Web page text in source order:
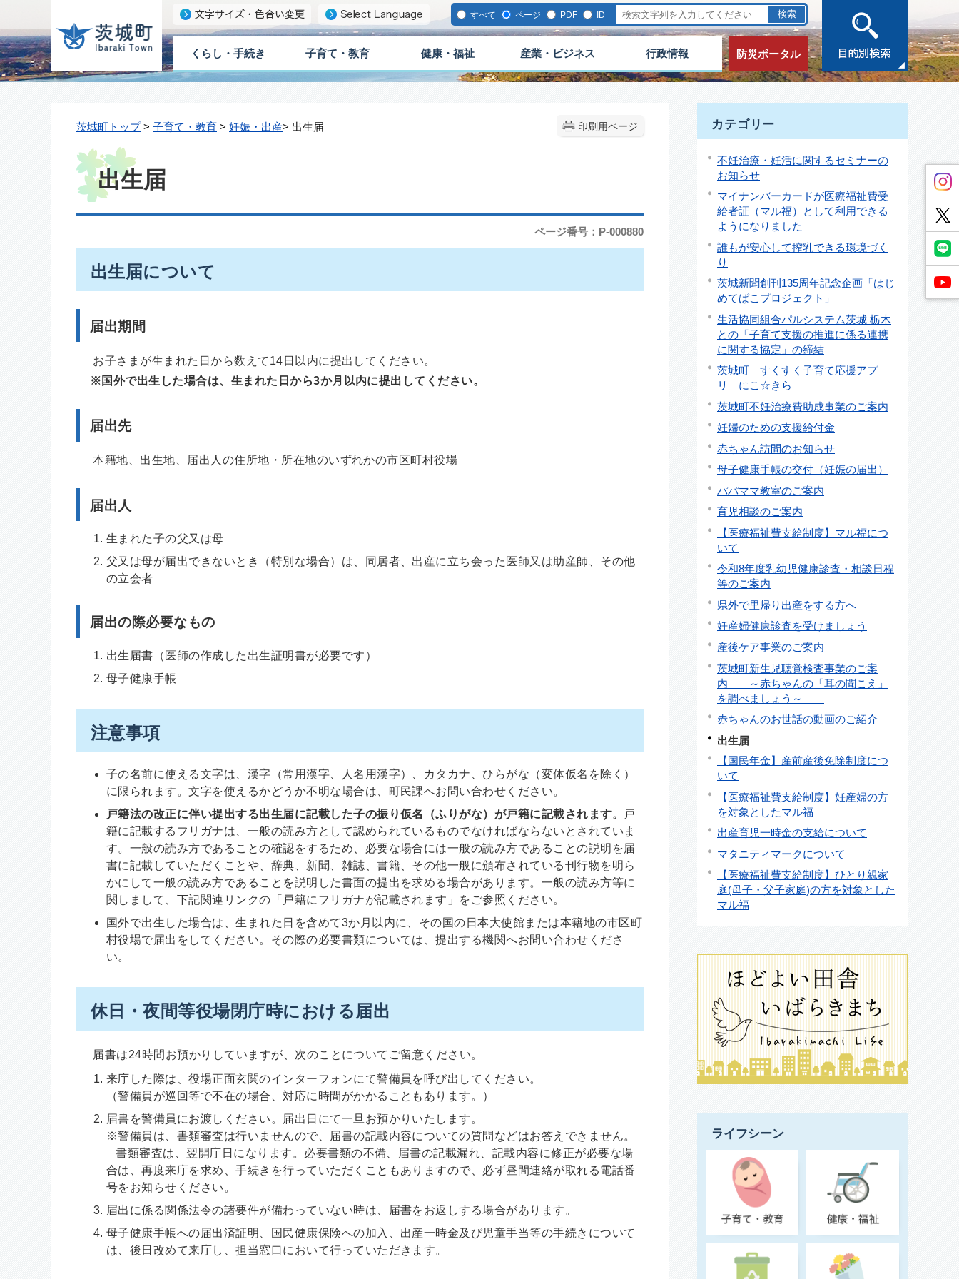
すべて ページ PDF ID
くらし・手続き 子育て・教育 健康・福祉 産業・ビジネス 行政情報 防災ポータル
印刷用ページ
茨城町トップ> 子育て・教育 > 妊娠・出産> 出生届
出生届
ページ番号：P-000880
出生届について
届出期間
お子さまが生まれた日から数えて14日以内に提出してください。
※国外で出生した場合は、生まれた日から3か月以内に提出してください。
届出先
本籍地、出生地、届出人の住所地・所在地のいずれかの市区町村役場
届出人
生まれた子の父又は母
父又は母が届出できないとき（特別な場合）は、同居者、出産に立ち会った医師又は助産師、その他
の立会者
届出の際必要なもの
出生届書（医師の作成した出生証明書が必要です）
母子健康手帳
注意事項
子の名前に使える文字は、漢字（常用漢字、人名用漢字）、カタカナ、ひらがな（変体仮名を除く）
に限られます。文字を使えるかどうか不明な場合は、町民課へお問い合わせください。
戸籍法の改正に伴い提出する出生届に記載した子の振り仮名（ふりがな）が戸籍に記載されます。
戸
籍に記載するフリガナは、一般の読み方として認められているものでなければならないとされていま
す。一般の読み方であることの確認をするため、必要な場合には一般の読み方であることの説明を届
書に記載していただくことや、辞典、新聞、雑誌、書籍、その他一般に頒布されている刊行物を明ら
かにして一般の読み方であることを説明した書面の提出を求める場合があります。一般の読み方等に
関しまして、下記関連リンクの「戸籍にフリガナが記載されます」をご参照ください。
国外で出生した場合は、生まれた日を含めて3か月以内に、その国の日本大使館または本籍地の市区町
村役場で届出をしてください。その際の必要書類については、提出する機関へお問い合わせくださ
い。
休日・夜間等役場閉庁時における届出
届書は24時間お預かりしていますが、次のことについてご留意ください。
来庁した際は、役場正面玄関のインターフォンにて警備員を呼び出してください。
（警備員が巡回等で不在の場合、対応に時間がかかることもあります。）
届書を警備員にお渡しください。届出日にて一旦お預かりいたします。
※警備員は、書類審査は行いませんので、届書の記載内容についての質問などはお答えできません。
書類審査は、翌開庁日になります。必要書類の不備、届書の記載漏れ、記載内容に修正が必要な場
合は、再度来庁を求め、手続きを行っていただくこともありますので、必ず昼間連絡が取れる電話番
号をお知らせください。
届出に係る関係法令の諸要件が備わっていない時は、届書をお返しする場合があります。
母子健康手帳への届出済証明、国民健康保険への加入、出産一時金及び児童手当等の手続きについて
は、後日改めて来庁し、担当窓口において行っていただきます。
カテゴリー
不妊治療・妊活に関するセミナーの
お知らせ
マイナンバーカードが医療福祉費受
給者証（マル福）として利用できる
ようになりました
誰もが安心して搾乳できる環境づく
り
茨城新聞創刊135周年記念企画「はじ
めてばこプロジェクト」
生活協同組合パルシステム茨城 栃木
との「子育て支援の推進に係る連携
に関する協定」の締結
茨城町 すくすく子育て応援アプ
リ にこ☆きら
茨城町不妊治療費助成事業のご案内
妊婦のための支援給付金
赤ちゃん訪問のお知らせ
母子健康手帳の交付（妊娠の届出）
パパママ教室のご案内
育児相談のご案内
【医療福祉費支給制度】マル福につ
いて
令和8年度乳幼児健康診査・相談日程
等のご案内
県外で里帰り出産をする方へ
妊産婦健康診査を受けましょう
産後ケア事業のご案内
茨城町新生児聴覚検査事業のご案
内 ～赤ちゃんの「耳の聞こえ」
を調べましょう～
赤ちゃんのお世話の動画のご紹介
出生届
【国民年金】産前産後免除制度につ
いて
【医療福祉費支給制度】妊産婦の方
を対象としたマル福
出産育児一時金の支給について
マタニティマークについて
【医療福祉費支給制度】ひとり親家
庭(母子・父子家庭)の方を対象とした
マル福
ライフシーン